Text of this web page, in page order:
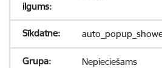
Nepieciešams